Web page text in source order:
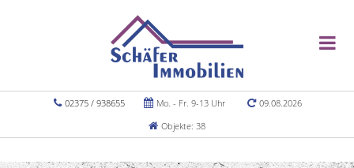
02375 / 938655 Mo. - Fr. 9-13 Uhr
09.08.2026
Objekte: 38